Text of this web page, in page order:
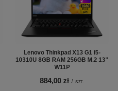
Lenovo Thinkpad X13 G1 i5-
10310U 8GB RAM 256GB M.2 13"
W11P
884,00 zł / szt.